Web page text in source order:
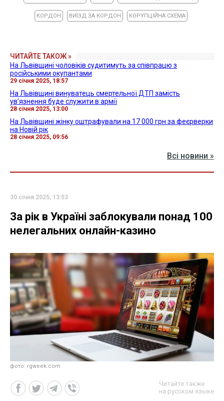
КОРДОН ВИЇЗД ЗА КОРДОН КОРУПЦІЙНА СХЕМА
ЧИТАЙТЕ ТАКОЖ »
На Львівщині чоловіків судитимуть за співпрацю з
російськими окупантами
29 січня 2025, 18:57
На Львівщині винуватець смертельної ДТП замість
ув’язнення буде служити в армії
28 січня 2025, 13:00
На Львівщині жінку оштрафували на 17 000 грн за феєрверки
на Новій рік
28 січня 2025, 09:56
Всі новини »
30 січня 2025, 13:53
За рік в Україні заблокували понад 100
нелегальних онлайн-казино
фото: rgweek.com
Читайте также
на русском языке